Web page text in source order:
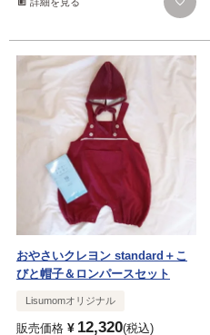
おやさいクレヨン standard＋こ
びと帽子＆ロンパースセット
Lisumomオリジナル
販売価格 ¥ 12,320 税込